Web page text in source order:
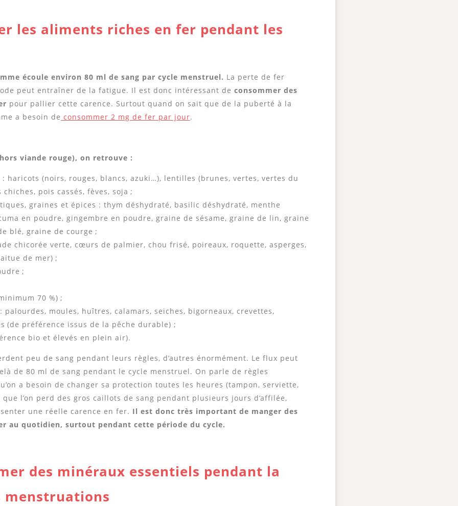
les aliments riches en fer pendant les
écoule environ 80 ml de sang par cycle menstruel. La perte de fer
peut entraîner de la fatigue. Il est donc intéressant de consommer des
pour pallier cette carence. Surtout quand on sait que de la puberté à la
a besoin de consommer 2 mg de fer par jour.
viande rouge), on retrouve :
: haricots (noirs, rouges, blancs, azuki…), lentilles (brunes, vertes, vertes du
pois cassés, fèves, soja ;
graines et épices : thym déshydraté, basilic déshydraté, menthe
en poudre, gingembre en poudre, graine de sésame, graine de lin, graine
blé, graine de courge ;
chicorée verte, cœurs de palmier, chou frisé, poireaux, roquette, asperges,
de mer) ;
;
70 %) ;
moules, huîtres, calamars, seiches, bigorneaux, crevettes,
(de préférence issus de la pêche durable) ;
bio et élevés en plein air).
peu de sang pendant leurs règles, d’autres énormément. Le flux peut
de 80 ml de sang pendant le cycle menstruel. On parle de règles
a besoin de changer sa protection toutes les heures (tampon, serviette,
l’on perd des gros caillots de sang pendant plusieurs jours d’affilée,
une réelle carence en fer. Il est donc très important de manger des
au quotidien, surtout pendant cette période du cycle.
des minéraux essentiels pendant la
menstruations